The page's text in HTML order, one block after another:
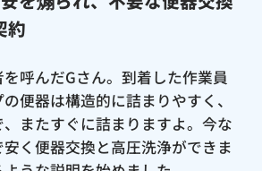
約
呼んだGさん。到着した作業員
便器は構造的に詰まりやすく、
またすぐに詰まりますよ。今な
く便器交換と高圧洗浄ができま